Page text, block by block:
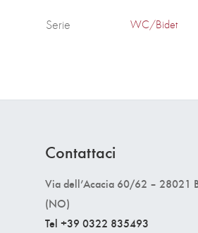
Serie WC/Bidet
Contattaci
Via dell’Acacia 60/62 – 28021
(NO)
Tel +39 0322 835493